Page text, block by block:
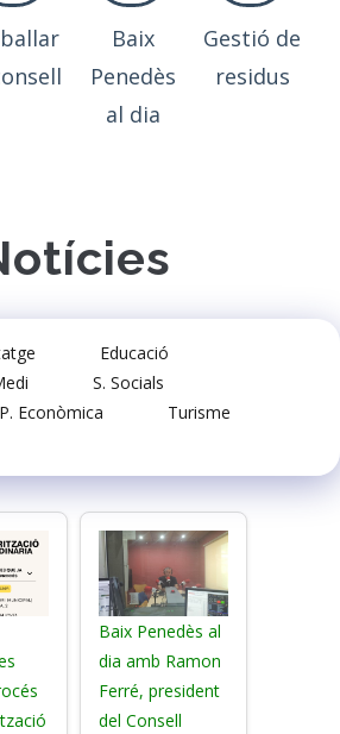
Baix
Penedès
al dia
Gestió de
residus
Educació
S. Socials
P. Econòmica
Turisme
Baix Penedès al
dia amb Ramon
Ferré, president
del Consell